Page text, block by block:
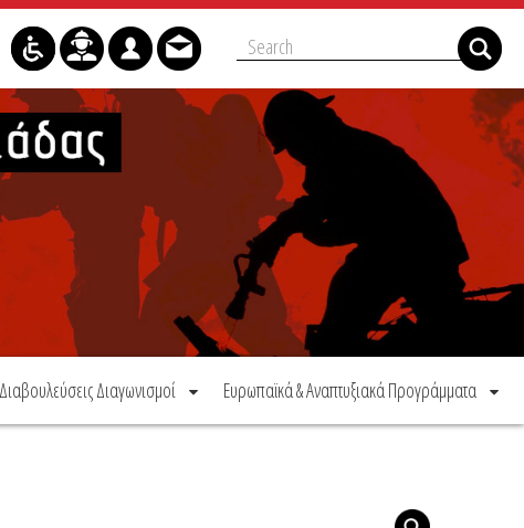
Διαγωνισμοί Ευρωπαϊκά & Αναπτυξιακά Προγράμματα